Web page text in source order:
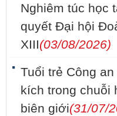
Nghiêm túc học
quyết Đại hội
XIII(03/08/2026)
Tuổi trẻ Công
kích trong chuỗi
biên giới(31/07/